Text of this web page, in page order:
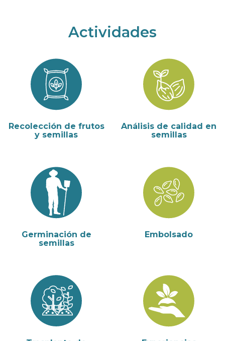
Actividades
Recolección de frutos
y semillas
Análisis de calidad en
semillas
Germinación de
semillas
Embolsado